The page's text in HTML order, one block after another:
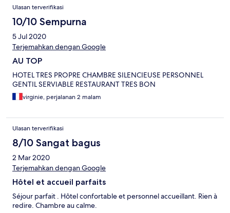
Ulasan terverifikasi
10/10 Sempurna
5 Jul 2020
Terjemahkan dengan Google
AU TOP
HOTEL TRES PROPRE CHAMBRE SILENCIEUSE PERSONNEL
GENTIL SERVIABLE RESTAURANT TRES BON
virginie, perjalanan 2 malam
Ulasan terverifikasi
8/10 Sangat bagus
2 Mar 2020
Terjemahkan dengan Google
Hôtel et accueil parfaits
Séjour parfait . Hôtel confortable et personnel accueillant. Rien à
redire. Chambre au calme.